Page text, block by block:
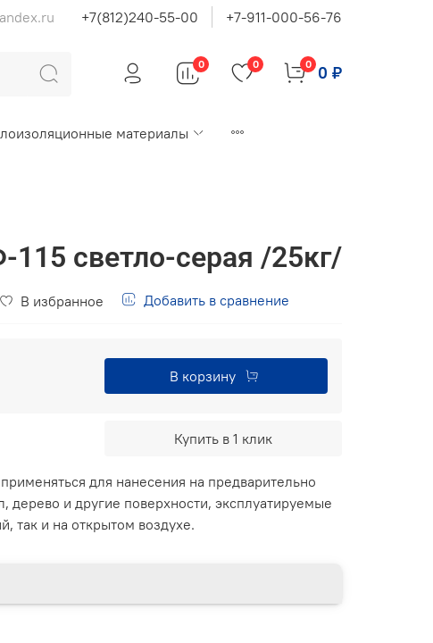
+7(812)240-55-00 +7-911-000-56-76
0 0 0 0 ₽
материалы
светло-серая /25кг/
В избранное Добавить в сравнение
В корзину
Купить в 1 клик
для нанесения на предварительно
дерево и другие поверхности, эксплуатируемые
так и на открытом воздухе.